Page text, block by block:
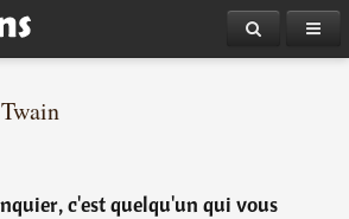
c'est quelqu'un qui vous